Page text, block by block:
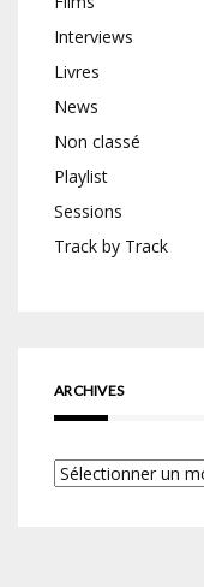
Interviews
Livres
News
Non classé
Playlist
Sessions
Track by Track
ARCHIVES
Archives